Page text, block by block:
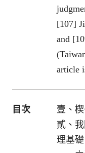
[107]
and
article
目次
壹、
貳、
理基礎